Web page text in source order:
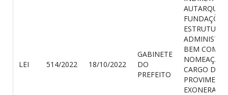
LEI 514/2022 18/10/2022
GABINETE
DO
PREFEITO
ESTRUTURA
BEM COMO
NOMEAÇÃO
CARGO DE